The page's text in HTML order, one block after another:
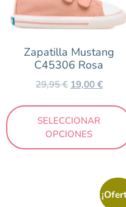
Zapatilla Mustang
C45306 Rosa
29,95€ 19,00€
SELECCIONAR
OPCIONES